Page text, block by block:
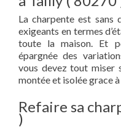
La charpente est sans
exigeants en termes
toute la maison. Et
épargnée des
vous devez tout miser
montée et isolée grace
Refaire sa
)